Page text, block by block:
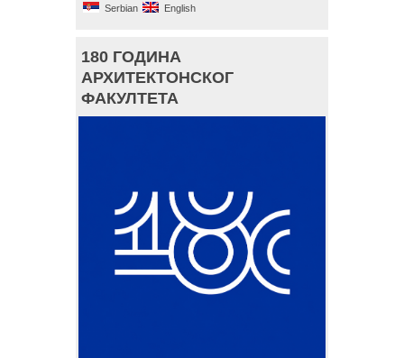
Serbian English
180 ГОДИНА
АРХИТЕКТОНСКОГ
ФАКУЛТЕТА